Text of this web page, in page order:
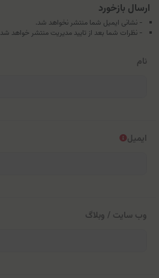
ارسال بازخورد
- نشانی ایمیل شما منتشر نخواهد شد.
- نظرات شما بعد از تایید مدیریت منتشر خواهد شد
نام
ایمیل
وب سایت / وبلاگ